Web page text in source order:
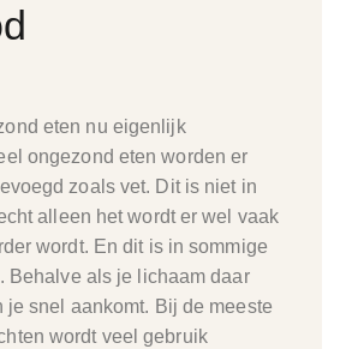
eten nu eigenlijk
ongezond eten worden er
zoals vet. Dit is niet in
alleen het wordt er wel vaak
wordt. En dit is in sommige
Behalve als je lichaam daar
je snel aankomt. Bij de meeste
wordt veel gebruik